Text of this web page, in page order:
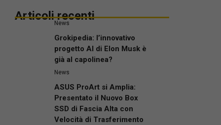
Articoli recenti
News
Grokipedia: l’innovativo
progetto AI di Elon Musk è
già al capolinea?
News
ASUS ProArt si Amplia:
Presentato il Nuovo Box
SSD di Fascia Alta con
Velocità di Trasferimento